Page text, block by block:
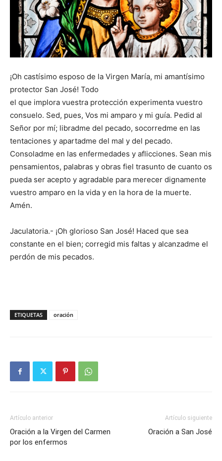
¡Oh castísimo esposo de la Virgen María, mi amantísimo
protector San José! Todo
el que implora vuestra protección experimenta vuestro
consuelo. Sed, pues, Vos mi amparo y mi guía. Pedid al
Señor por mí; libradme del pecado, socorredme en las
tentaciones y apartadme del mal y del pecado.
Consoladme en las enfermedades y aflicciones. Sean mis
pensamientos, palabras y obras fiel trasunto de cuanto os
pueda ser acepto y agradable para merecer dignamente
vuestro amparo en la vida y en la hora de la muerte.
Amén.
Jaculatoria.- ¡Oh glorioso San José! Haced que sea
constante en el bien; corregid mis faltas y alcanzadme el
perdón de mis pecados.
ETIQUETAS oración
Artículo anterior
Oración a la Virgen del Carmen
por los enfermos
Artículo siguiente
Oración a San José